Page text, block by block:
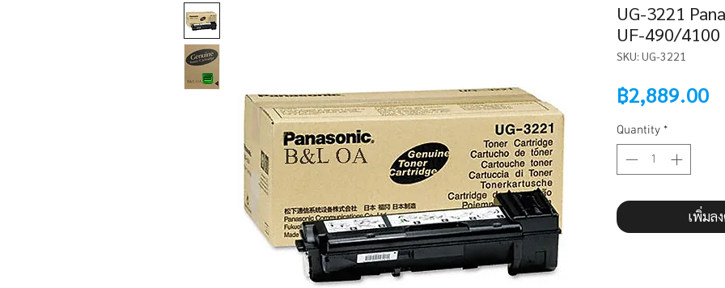
UG-3221
UF-490/
SKU: UG-3221
฿2,889.00
Quantity *
เพิ่มล